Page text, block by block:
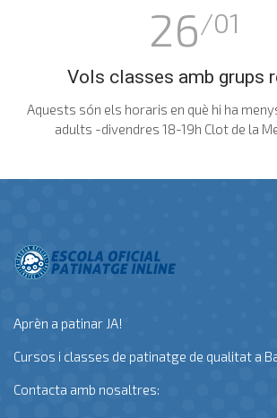
26/01
Vols classes amb grups
Aquests són els horaris en què hi ha
adults -divendres 18-19h Clot de la
Aprèn a patinar JA!
Cursos i classes de patinatge de qualitat a
Contacta amb nosaltres: